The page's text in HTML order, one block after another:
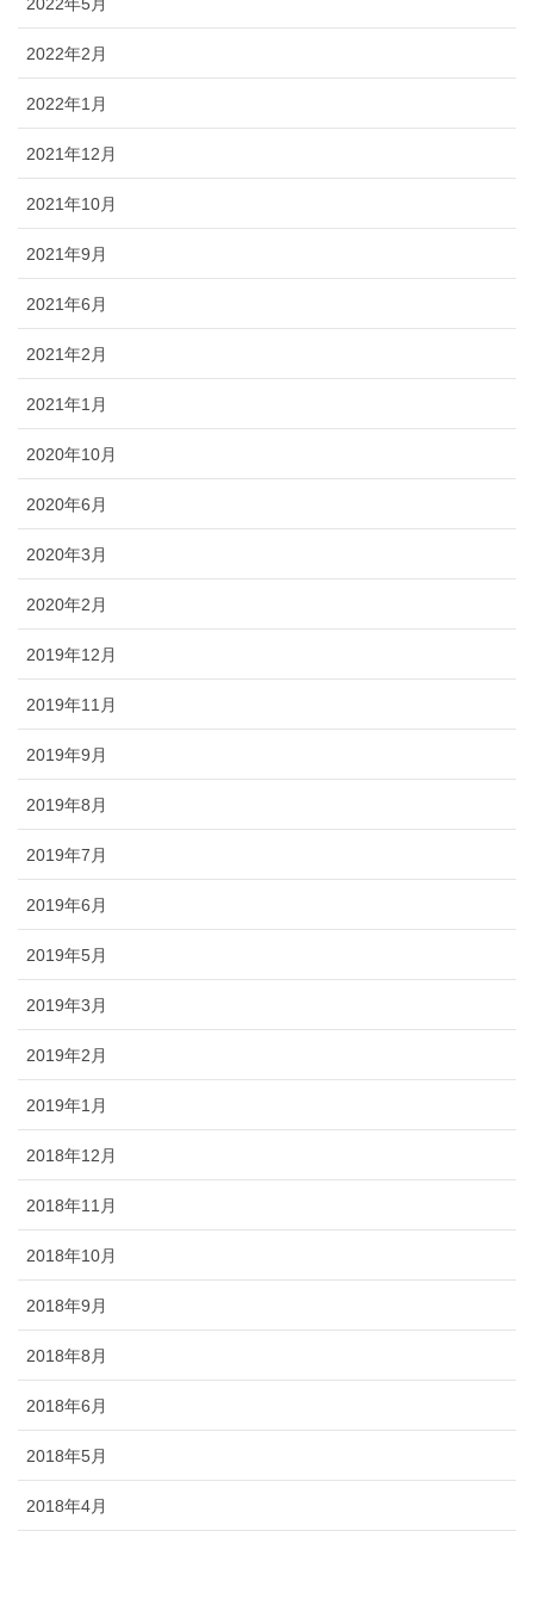
2022年2月
2022年1月
2021年12月
2021年10月
2021年9月
2021年6月
2021年2月
2021年1月
2020年10月
2020年6月
2020年3月
2020年2月
2019年12月
2019年11月
2019年9月
2019年8月
2019年7月
2019年6月
2019年5月
2019年3月
2019年2月
2019年1月
2018年12月
2018年11月
2018年10月
2018年9月
2018年8月
2018年6月
2018年5月
2018年4月